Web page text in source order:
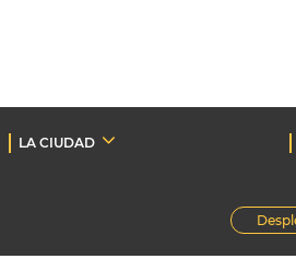
LA CIUDAD